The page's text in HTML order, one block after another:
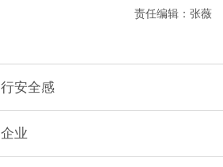
责任编辑： 张薇
安全感
业